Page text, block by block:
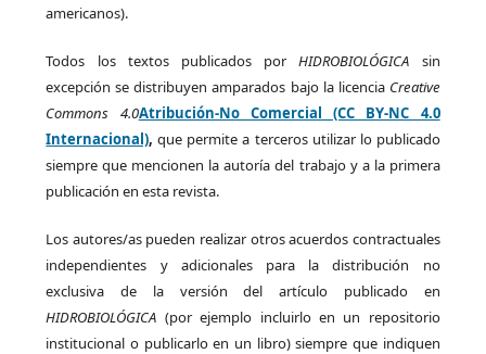
americanos).
Todos los textos publicados porHIDROBIOLÓGICA sin
excepción se distribuyen amparados bajo la licencia Creative
Commons 4.0Atribución-No Comercial (CC BY-NC 4.0
Internacional),que permite a terceros utilizar lo publicado
siempre que mencionen la autoría del trabajo y a la primera
publicación en esta revista.
Los autores/as pueden realizar otros acuerdos contractuales
independientes y adicionales para la distribución no
exclusiva de la versión del artículo publicado en
HIDROBIOLÓGICA (por ejemplo incluirlo en un repositorio
institucional o publicarlo en un libro) siempre que indiquen